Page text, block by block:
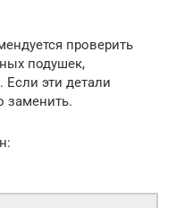
проверить
подушек,
эти детали
заменить.